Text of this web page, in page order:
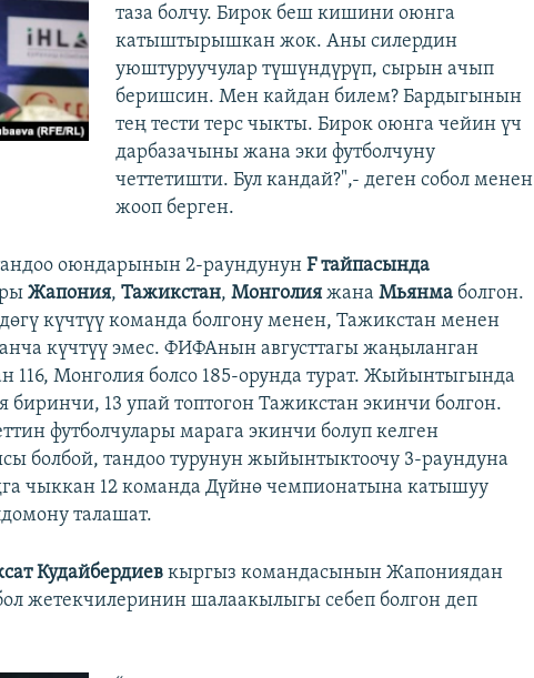
таза болчу. Бирок беш кишини оюнга
катыштырышкан жок. Аны силердин
уюштуруучулар түшүндүрүп, сырын ачып
беришсин. Мен кайдан билем? Бардыгынын
тең тести терс чыкты. Бирок оюнга чейин үч
дарбазачыны жана эки футболчуну
четтетишти. Бул кандай?",- деген собол менен
жооп берген.
оюндарынын 2-раундунунF тайпасында
Жапония,Тажикстан,Монголия жанаМьянма болгон.
күчтүү команда болгону менен, Тажикстан менен
күчтүү эмес. ФИФАнын августтагы жаңыланган
116, Монголия болсо 185-орунда турат. Жыйынтыгында
13 упай топтогон Тажикстан экинчи болгон.
футболчулары марага экинчи болуп келген
болбой, тандоо турунун жыйынтыктоочу 3-раундуна
чыккан 12 команда Дүйнө чемпионатына катышуу
талашат.
Кудайбердиев кыргыз командасынын Жапониядан
жетекчилеринин шалаакылыгы себеп болгон деп